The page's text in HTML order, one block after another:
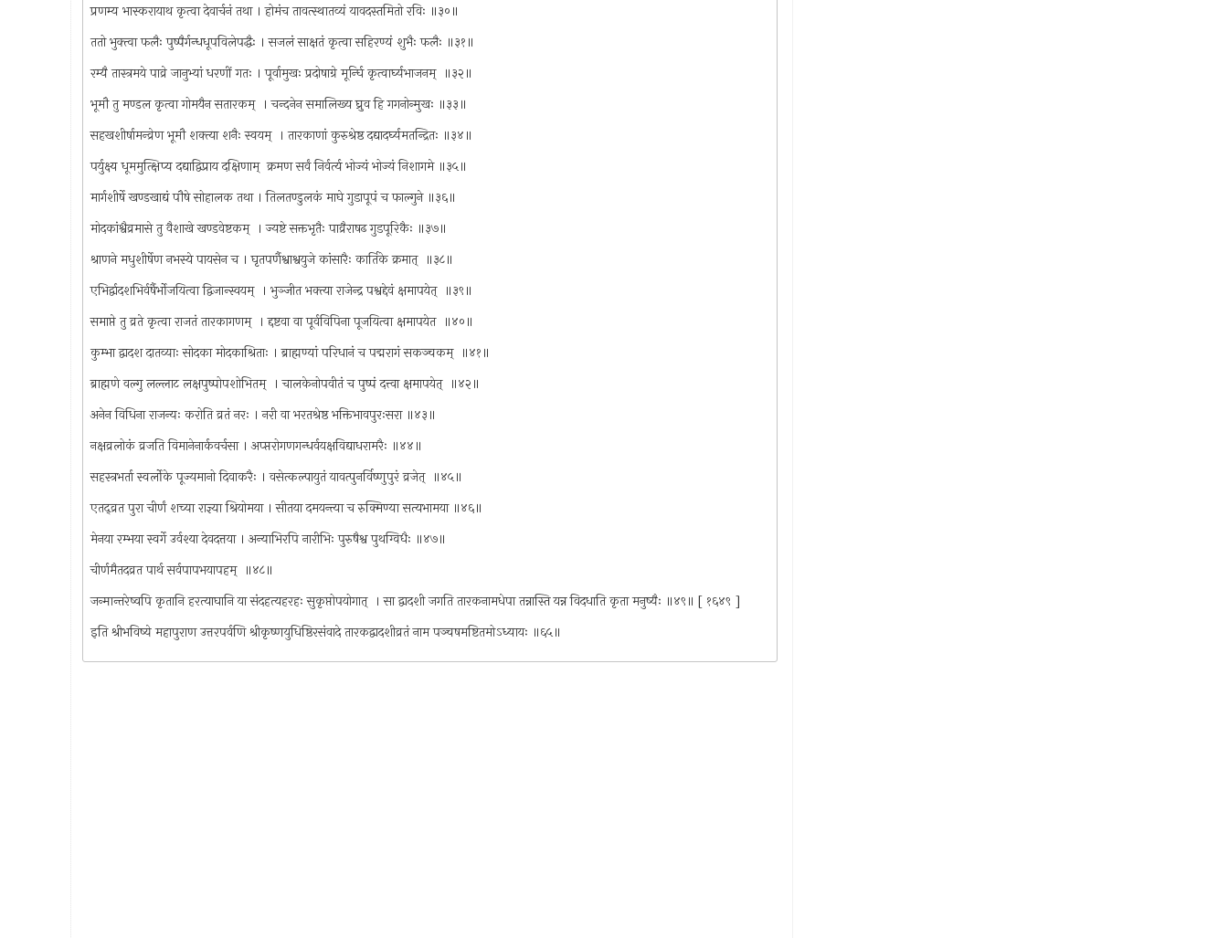
प्रणम्य भास्करायाथ कृत्वा देवार्चनं तथा । होमंच तावत्स्थातव्यं यावदस्तमितो रविः ॥३०॥
ततो भुक्त्वा फलैः पुष्पैर्गन्धधूपविलेपद्धैः । सजलं साक्षतं कृत्वा सहिरण्यं शुभैः फलैः ॥३१॥
रम्यै तास्त्रमये पाव्रे जानुभ्यां धरणीं गतः । पूर्वामुखः प्रदोषाग्रे मूर्न्घि कृत्वार्घ्यभाजनम् ‍ ॥३२॥
भूमौ तु मण्डल कृत्वा गोमयैन सतारकम् ‍ । चन्दनेन समालिख्य घ्रुव हि गगनोन्मुखः ॥३३॥
सहखशीर्षामन्व्रेण भूमौ शक्त्या शनैः स्वयम् ‍ । तारकाणां कुरुश्रेष्ठ दद्यादर्घ्यमतन्द्रितः ॥३४॥
पर्युक्ष्य धूममुत्क्षिप्य दद्याद्विप्राय दक्षिणाम् ‍ क्रमण सर्वं निर्वर्त्य भोज्यं भोज्यं निशागमे ॥३५॥
मार्गशीर्षे खण्डखाद्यं पौषे सोहालक तथा । तिलतण्डुलकं माघे गुडापूपं च फाल्गुने ॥३६॥
मोदकांश्वैव्रमासे तु वैशाखे खण्डवेष्टकम् ‍ । ज्यष्टे सक्तभृतैः पाव्रैराषढ गुडपूरिकैः ॥३७॥
श्राणने मधुशीर्षेण नभस्ये पायसेन च । घृतपर्णैश्वाश्वयुजे कांसारैः कार्तिके क्रमात् ‍ ॥३८॥
एभिर्द्वादशभिर्वर्षैर्भोजयित्वा द्विजान्स्वयम् ‍ । भुञ्जीत भक्त्या राजेन्द्र पश्वद्देवं क्षमापयेत् ‍ ॥३९॥
समाप्ते तु व्रते कृत्वा राजतं तारकागणम् ‍ । द्दष्टवा वा पूर्वविपिना पूजयित्वा क्षमापयेत ‍ ॥४०॥
कुम्भा द्वादश दातव्याः सोदका मोदकाश्रिताः । ब्राह्मण्यां परिधानं च पद्मरागं सकञ्चकम् ‍ ॥४१॥
ब्राह्मणे वल्गु लल्लाट लक्षपुष्पोपशोभितम् ‍ । चालकेनोपवीतं च पुष्पं दत्त्वा क्षमापयेत् ‍ ॥४२॥
अनेन विधिना राजन्यः करोति व्रतं नरः । नरी वा भरतश्रेष्ठ भक्तिभावपुरःसरा ॥४३॥
नक्षव्रलोकं व्रजति विमानेनार्कवर्चसा । अप्प्तरोगणगन्धर्वयक्षविद्याधरामरैः ॥४४॥
सहस्त्रभर्ता स्वर्लोके पूज्यमानो दिवाकरैः । वसेत्कल्पायुतं यावत्पुनर्विष्णुपुरं व्रजेत् ‍ ॥४५॥
एतद्‍व्रत पुरा चीर्णं शच्या राज्ञ्या श्रियोमया । सीतया दमयन्त्या च रुक्मिण्या सत्यभामया ॥४६॥
मेनया रम्भया स्वर्गे उर्वश्या देवदत्तया । अन्याभिरपि नारीभिः पुरुषैश्व पुथग्विधैः ॥४७॥
चीर्णमैतदव्रत पार्थ सर्वपापभयापहम् ‍ ॥४८॥
जन्मान्तरेष्वपि कृतानि हरत्याघानि या संदहत्यहरहः सुकृप्तोपयोगात् ‍ । सा द्वादशी जगति तारकनामधेपा तन्नास्ति यन्न विदधाति कृता मनुष्यैः ॥४९॥ [ १६४९ ]
इति श्रीभविष्ये महापुराण उत्तरपर्वणि श्रीकृष्णयुधिष्ठिरसंवादे तारकद्वादशीव्रतं नाम पञ्चषमष्टितमोऽध्यायः ॥६५॥